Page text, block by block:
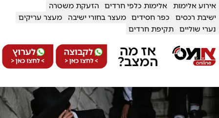
אירוע אלימות אלימות כלפי חרדים
הזעקת משטרה
ישיבת רכסים
כפר חסידים מעצר בחורי ישיבה
מעצר עריקים
נערי שוליים
תקיפת חרדים